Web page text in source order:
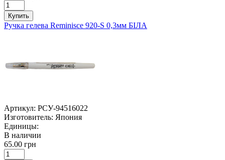
Купить
Ручка гелева Reminisce 920-S 0,3мм БІЛА
Артикул: РСУ-94516022
Изготовитель: Япония
Единицы:
В наличии
65.00 грн